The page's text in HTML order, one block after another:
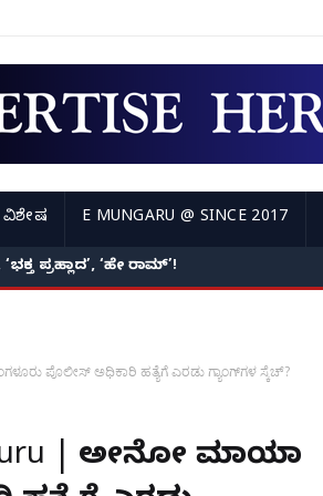
ವಿಶೇಷ E MUNGARU @ SINCE 2017
ಪ್ರಹ್ಲಾದ’, ‘ಹೇ ರಾಮ್’!
ಪೊಲೀಸ್ ಅಧಿಕಾರಿ ಹತ್ಯೆಗೆ ಎರಡು ಗ್ಯಾಂಗ್‌ಗಳ ಸ್ಕೆಚ್?
| ಅದೇನೋ ಮಾಯಾ